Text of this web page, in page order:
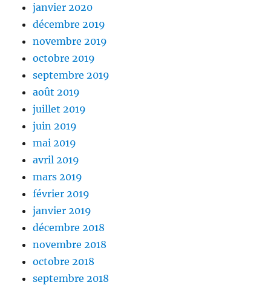
janvier 2020
décembre 2019
novembre 2019
octobre 2019
septembre 2019
août 2019
juillet 2019
juin 2019
mai 2019
avril 2019
mars 2019
février 2019
janvier 2019
décembre 2018
novembre 2018
octobre 2018
septembre 2018